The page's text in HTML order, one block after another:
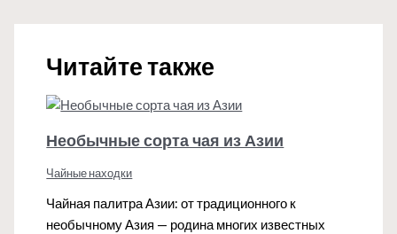
Читайте также
Необычные сорта чая из Азии
Чайные находки
Чайная палитра Азии: от традиционного к
необычному Азия — родина многих известных